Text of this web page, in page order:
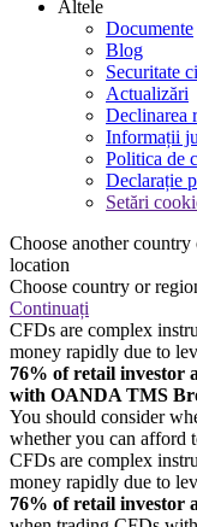
Altele
Documente
Blog
Securitate
Actualizări
Declinarea
Informații
Politica de
Declarație
Setări
Choose another
location
Choose country or
Continuați
CFDs are complex
money rapidly due to
76% of retail investor
with OANDA TMS
You should consider
whether you can afford
CFDs are complex
money rapidly due to
76% of retail investor